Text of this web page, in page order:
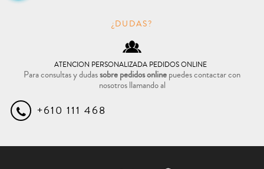
¿DUDAS?
ATENCION PERSONALIZADA PEDIDOS ONLINE
Para consultas y dudassobre pedidos onlinepuedes contactar con
nosotros llamando al
+610 111 468